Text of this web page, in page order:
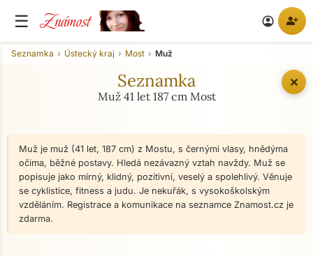
☰ Známost account_circle person_add
✕
Seznamka Ústecký kraj Most Muž
Seznamka
Muž 41 let 187 cm Most
Muž je muž (41 let, 187 cm) z Mostu, s černými vlasy, hnědýma
očima, běžné postavy. Hledá nezávazný vztah navždy. Muž se
popisuje jako mírný, klidný, pozitivní, veselý a spolehlivý. Věnuje
se cyklistice, fitness a judu. Je nekuřák, s vysokoškolským
vzděláním. Registrace a komunikace na seznamce Znamost.cz je
zdarma.